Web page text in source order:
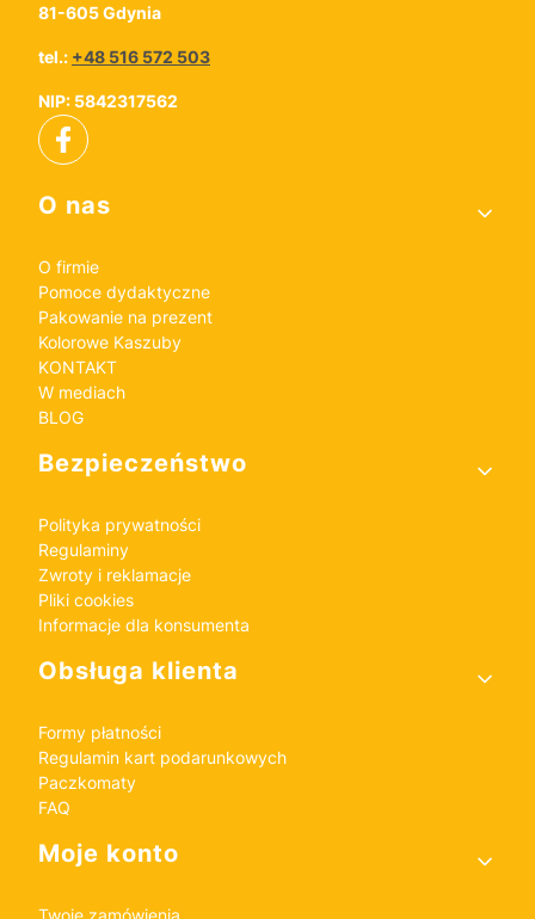
81-605 Gdynia
tel.: +48 516 572 503
NIP: 5842317562
Linki w stopce
O nas
O firmie
Pomoce dydaktyczne
Pakowanie na prezent
Kolorowe Kaszuby
KONTAKT
W mediach
BLOG
Bezpieczeństwo
Polityka prywatności
Regulaminy
Zwroty i reklamacje
Pliki cookies
Informacje dla konsumenta
Obsługa klienta
Formy płatności
Regulamin kart podarunkowych
Paczkomaty
FAQ
Moje konto
Twoje zamówienia